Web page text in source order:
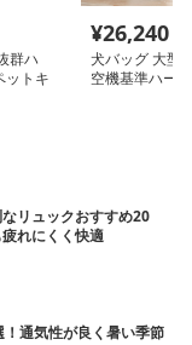
群ハ
ットキ
¥26,240
犬バッグ 大型
空機基準ハー
リュックおすすめ20
れにくく快適
通気性が良く暑い季節